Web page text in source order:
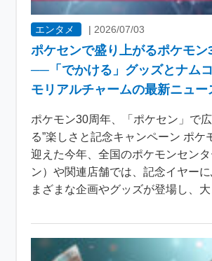
エンタメ | 2026/07/03
ポケセンで盛り上がるポケモン
──「でかける」グッズとナム
モリアルチャームの最新ニュー
ポケモン30周年、「ポケセン」で
る”楽しさと記念キャンペーン ポケ
迎えた今年、全国のポケモンセン
ン）や関連店舗では、記念イヤー
まざまな企画やグッズが登場し、